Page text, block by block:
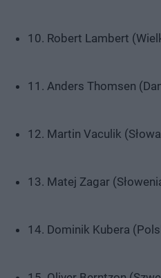
10. Robert Lambert
11. Anders Thomsen
12. Martin Vaculik
13. Matej Zagar
14. Dominik Kubera